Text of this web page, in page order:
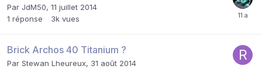
Par JdM50, 11 juillet 2014
1 réponse 3k vues
Brick Archos 40 Titanium ?
Par Stewan Lheureux, 31 août 2014